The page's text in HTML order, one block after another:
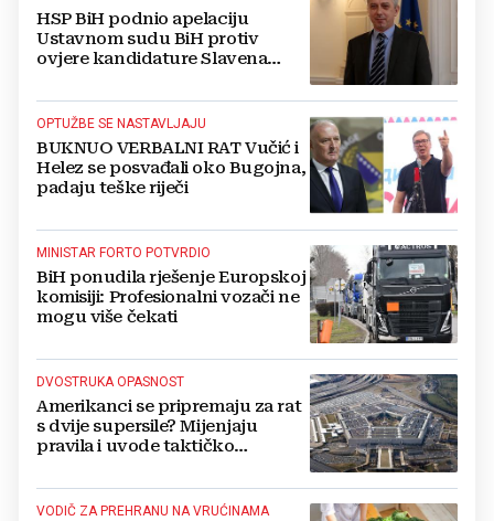
HSP BiH podnio apelaciju
Ustavnom sudu BiH protiv
ovjere kandidature Slavena
OPTUŽBE SE NASTAVLJAJU
BUKNUO VERBALNI RAT Vučić i
Helez se posvađali oko Bugojna,
padaju teške riječi
MINISTAR FORTO POTVRDIO
BiH ponudila rješenje Europskoj
komisiji: Profesionalni vozači ne
mogu više čekati
DVOSTRUKA OPASNOST
Amerikanci se pripremaju za rat
s dvije supersile? Mijenjaju
pravila i uvode taktičko
VODIČ ZA PREHRANU NA VRUĆINAMA